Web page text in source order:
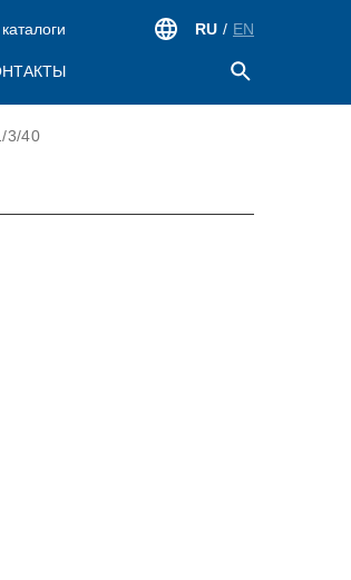
ДЛЯ АТОМНОЙ
приводы (ЭВ, ЭМП)
RU / EN
3/40